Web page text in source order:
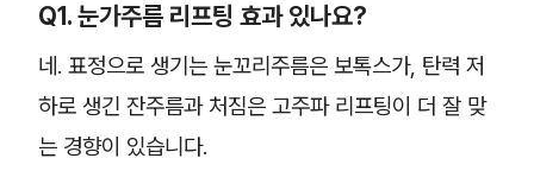
Q1. 눈가주름 리프팅 효과 있나요?
네. 표정으로 생기는 눈꼬리주름은 보톡스가, 탄력 저
하로 생긴 잔주름과 처짐은 고주파 리프팅이 더 잘 맞
는 경향이 있습니다.